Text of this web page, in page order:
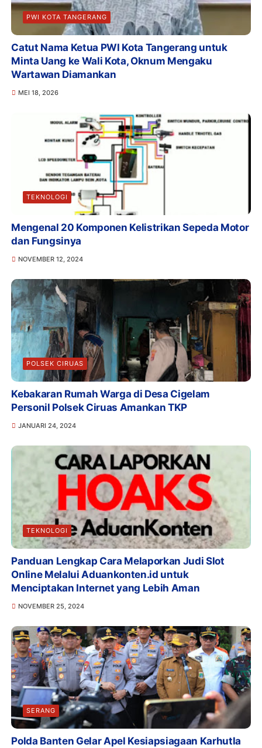
PWI KOTA TANGERANG
Catut Nama Ketua PWI Kota Tangerang untuk
Minta Uang ke Wali Kota, Oknum Mengaku
Wartawan Diamankan
MEI 18, 2026
TEKNOLOGI
Mengenal 20 Komponen Kelistrikan Sepeda Motor
dan Fungsinya
NOVEMBER 12, 2024
POLSEK CIRUAS
Kebakaran Rumah Warga di Desa Cigelam
Personil Polsek Ciruas Amankan TKP
JANUARI 24, 2024
TEKNOLOGI
Panduan Lengkap Cara Melaporkan Judi Slot
Online Melalui Aduankonten.id untuk
Menciptakan Internet yang Lebih Aman
NOVEMBER 25, 2024
SERANG
Polda Banten Gelar Apel Kesiapsiagaan Karhutla